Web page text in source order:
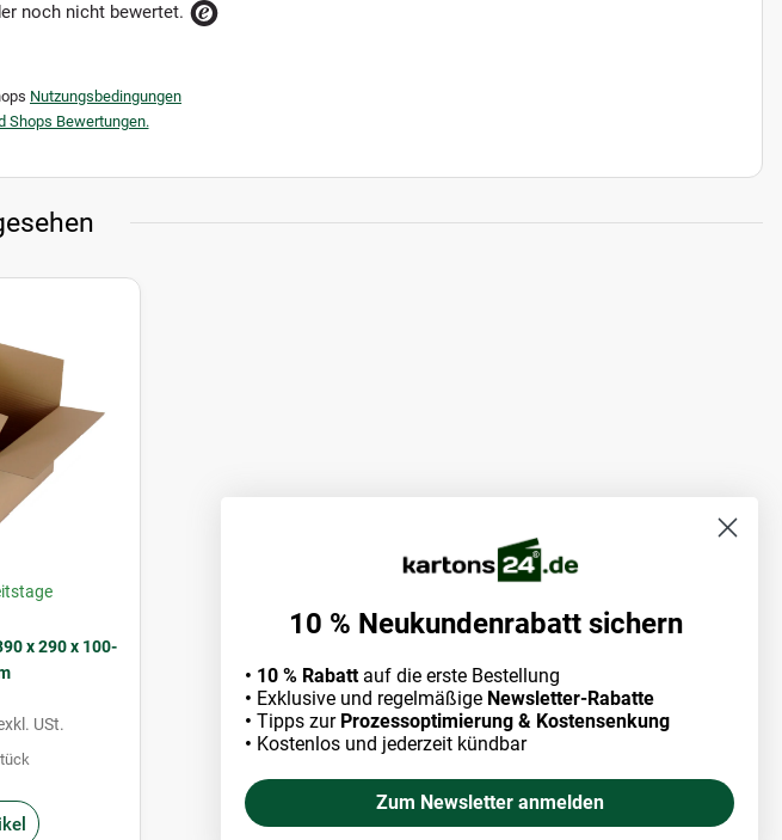
noch nicht bewertet.
Nutzungsbedingungen
Shops Bewertungen.
x 290 x 100-
USt.
10 % Neukundenrabatt sichern
• 10 % Rabatt auf die erste Bestellung
• Exklusive und regelmäßige Newsletter-Rabatte
• Tipps zur Prozessoptimierung & Kostensenkung
• Kostenlos und jederzeit kündbar
Zum Newsletter anmelden